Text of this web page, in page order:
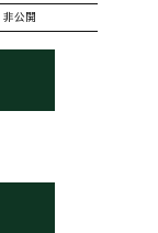
非公開